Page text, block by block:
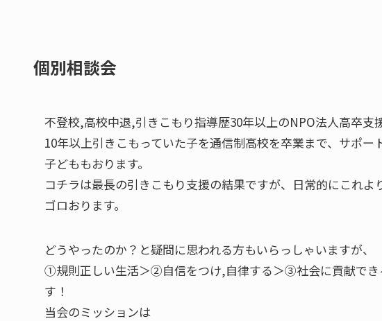
個別相談会
不登校,高校中退,引きこもり指導歴30年以上のNPO法人高卒支
10年以上引きこもっていた子を通信制高校を卒業まで、サポー
子どももおります。
コチラは最長の引きこもり支援の結果ですが、日常的にこれ
ゴロおります。
どうやったのか？と疑問に思われる方もいらっしゃいますが、
①規則正しい生活＞②自信をつけ,自律する＞③社会に貢献で
す！
当会のミッションは